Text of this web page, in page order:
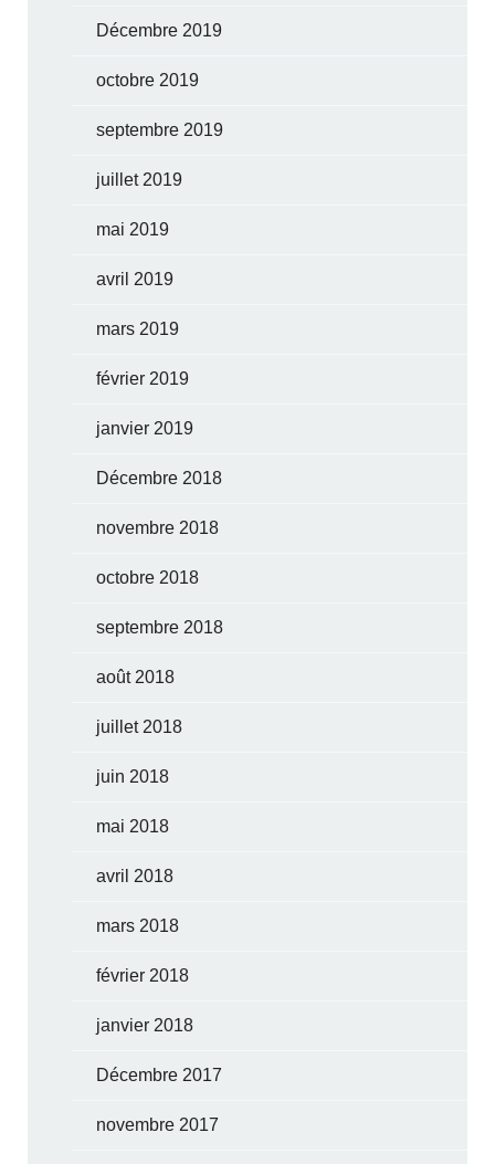
Décembre 2019
octobre 2019
septembre 2019
juillet 2019
mai 2019
avril 2019
mars 2019
février 2019
janvier 2019
Décembre 2018
novembre 2018
octobre 2018
septembre 2018
août 2018
juillet 2018
juin 2018
mai 2018
avril 2018
mars 2018
février 2018
janvier 2018
Décembre 2017
novembre 2017